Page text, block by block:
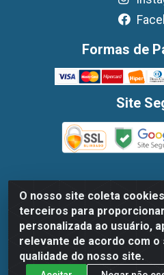
O nosso site coleta
terceiros para
personalizada ao usuário,
relevante de acordo com
qualidade do nosso site.
Formas de
Site
Dispan Distribuidora de
Marechal Mascarenhas De
Recife/PE - CEP 51.170-000 -